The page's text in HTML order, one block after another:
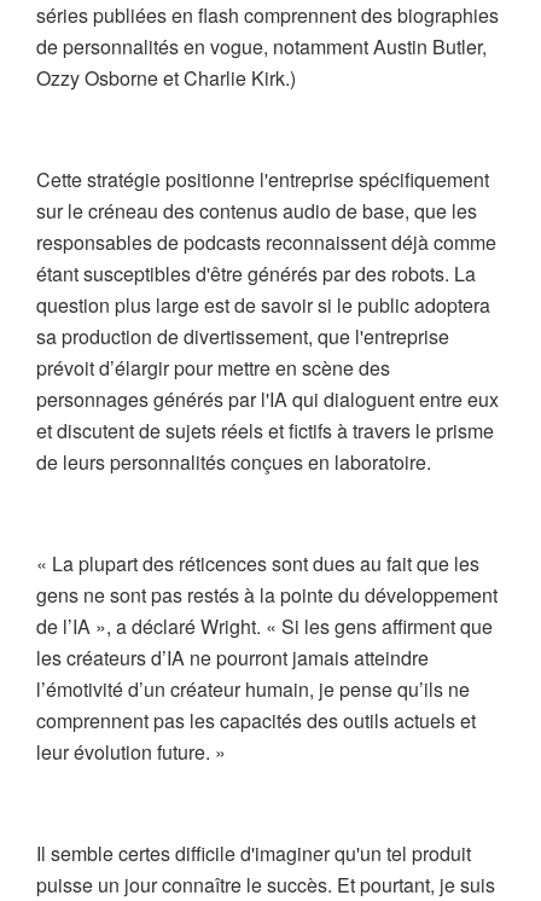
séries publiées en flash comprennent des biographies
de personnalités en vogue, notamment Austin Butler,
Ozzy Osborne et Charlie Kirk.)
Cette stratégie positionne l'entreprise spécifiquement
sur le créneau des contenus audio de base, que les
responsables de podcasts reconnaissent déjà comme
étant susceptibles d'être générés par des robots. La
question plus large est de savoir si le public adoptera
sa production de divertissement, que l'entreprise
prévoit d’élargir pour mettre en scène des
personnages générés par l'IA qui dialoguent entre eux
et discutent de sujets réels et fictifs à travers le prisme
de leurs personnalités conçues en laboratoire.
« La plupart des réticences sont dues au fait que les
gens ne sont pas restés à la pointe du développement
de l’IA », a déclaré Wright. « Si les gens affirment que
les créateurs d’IA ne pourront jamais atteindre
l’émotivité d’un créateur humain, je pense qu’ils ne
comprennent pas les capacités des outils actuels et
leur évolution future. »
Il semble certes difficile d'imaginer qu'un tel produit
puisse un jour connaître le succès. Et pourtant, je suis